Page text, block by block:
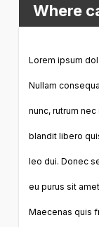
Where
Lorem ipsum
Nullam
nunc, rutrum
blandit libero
leo dui. Donec
eu purus sit
Maecenas quis